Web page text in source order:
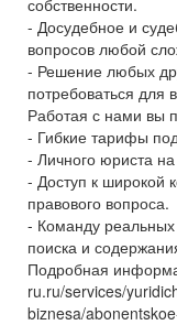
собственности.
- Досудебное и
вопросов любой
- Решение любых
потребоваться для
Работая с нами вы
- Гибкие тарифы
- Личного юриста
- Доступ к широкой
правового вопроса.
- Команду
поиска и
Подробная
ru.ru/services/
biznesa/